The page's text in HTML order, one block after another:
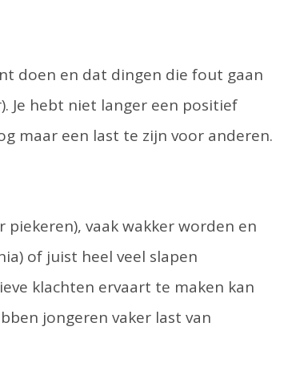
doen en dat dingen die fout gaan
Je hebt niet langer een positief
maar een last te zijn voor anderen.
vaak wakker worden en
of juist heel veel slapen
klachten ervaart te maken kan
jongeren vaker last van